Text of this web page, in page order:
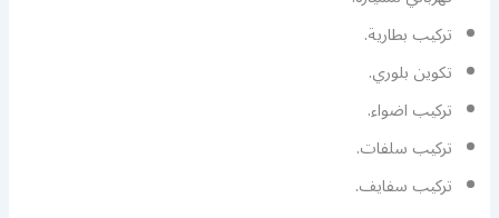
تركيب بطارية.
تكوين بلوري.
تركيب اضواء.
تركيب سلفات.
تركيب سفايف.